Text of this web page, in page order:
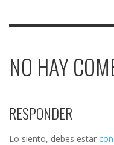
NO HAY
RESPONDER
Lo siento, debes estar